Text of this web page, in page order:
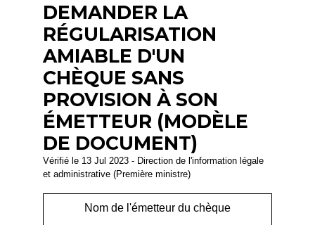
DEMANDER LA
RÉGULARISATION
AMIABLE D'UN
CHÈQUE SANS
PROVISION À SON
ÉMETTEUR (MODÈLE
DE DOCUMENT)
Vérifié le 13 Jul 2023 - Direction de l'information légale
et administrative (Première ministre)
Nom de l'émetteur du chèque